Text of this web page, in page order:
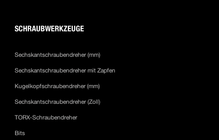
SCHRAUBWERKZEUGE
Sechskantschraubendreher (mm)
Sechskantschraubendreher mit Zapfen
Kugelkopfschraubendreher (mm)
Sechskantschraubendreher (Zoll)
TORX-Schraubendreher
Bits